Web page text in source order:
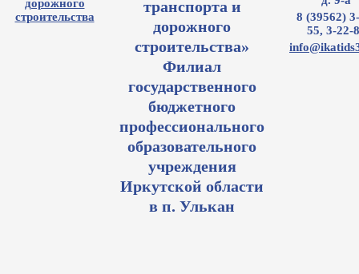
транспорта и
дорожного
строительства»
Филиал
государственного
бюджетного
профессионального
образовательного
учреждения
Иркутской области
в п. Улькан
8 (39562)
55, 3-22-